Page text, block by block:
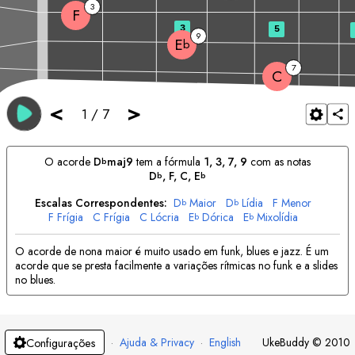
< 1 / 7 >
C 7
Eb 9
F 3
3 5
O acorde Dbmaj9 tem a fórmula 1, 3, 7, 9 com as notas
Db, F, C, Eb
Escalas Correspondentes: Db Maior Db Lídia F Menor
F Frígia C Frígia C Lócria Eb Dórica Eb Mixolídia
O acorde de nona maior é muito usado em funk, blues e jazz. É um
acorde que se presta facilmente a variações rítmicas no funk e a slides
no blues.
Configurações · Ajuda & Privacy · English UkeBuddy © 2010